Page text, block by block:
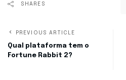
SHARES
PREVIOUS ARTICLE
Qual plataforma tem o
Fortune Rabbit 2?